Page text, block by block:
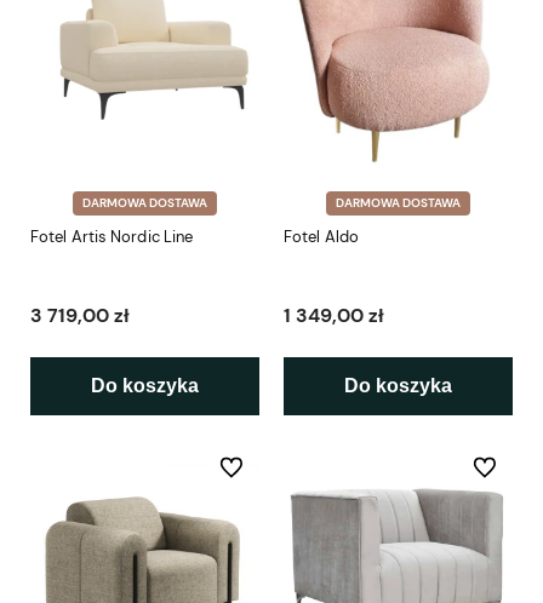
DARMOWA DOSTAWA
Fotel Artis Nordic Line
3 719,00 zł
Do koszyka
DARMOWA DOSTAWA
Fotel Aldo
1 349,00 zł
Do koszyka
Do ulubionych Do